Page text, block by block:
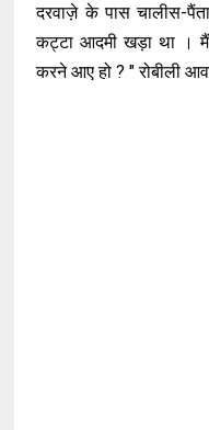
दरवाज़े के पास चालीस-
कट्टा आदमी खड़ा था ।
करने आए हो ? " रोबीली